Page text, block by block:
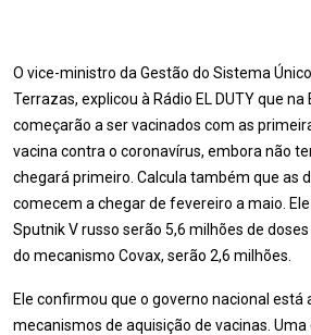
O vice-ministro da Gestão do Sistema
Terrazas, explicou à Rádio EL DUTY que na
começarão a ser vacinados com as
vacina contra o coronavírus, embora não
chegará primeiro. Calcula também que as
comecem a chegar de fevereiro a maio.
Sputnik V russo serão 5,6 milhões de
do mecanismo Covax, serão 2,6 milhões.
Ele confirmou que o governo nacional está
mecanismos de aquisição de vacinas. Uma